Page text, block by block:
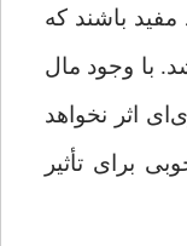
باشند که
با وجود مال
اثر نخواهد
خوبی برای تأثیر